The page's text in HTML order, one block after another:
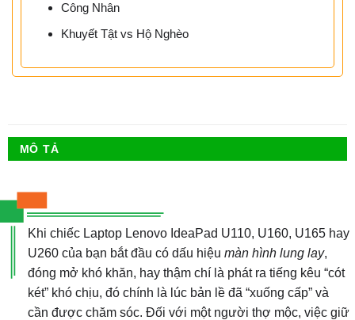
Công Nhân
Khuyết Tật vs Hộ Nghèo
MÔ TẢ
Khi chiếc Laptop Lenovo IdeaPad U110, U160, U165 hay
U260 của bạn bắt đầu có dấu hiệu màn hình lung lay,
đóng mở khó khăn, hay thậm chí là phát ra tiếng kêu “cót
két” khó chịu, đó chính là lúc bản lề đã “xuống cấp” và
cần được chăm sóc. Đối với một người thợ mộc, việc giữ